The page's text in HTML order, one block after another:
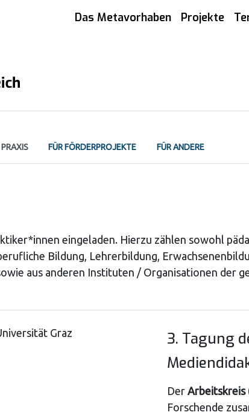
Das Metavorhaben Projekte
PRAXIS FÜR FÖRDERPROJEKTE FÜR ANDERE
eingeladen. Hierzu zählen sowohl
Bildung, Lehrerbildung,
aus anderen Instituten / Organisationen der
3. Tagung
Der Arbeitskreis
Forschende
Graz